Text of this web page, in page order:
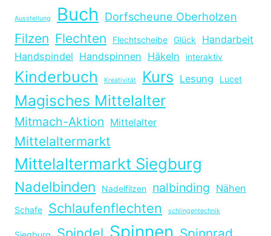
Ausstellung Buch Dorfscheune Oberholzen
Filzen Flechten Flechtscheibe Glück
Handarbeit
Handspindel Handspinnen Häkeln interaktiv
Kinderbuch Kreativität Kurs Lesung Lucet
Magisches Mittelalter
Mitmach-Aktion Mittelalter
Mittelaltermarkt
Mittelaltermarkt Siegburg
Nadelbinden Nadelfilzen nalbinding Nähen
Schafe Schlaufenflechten schlingentechnik